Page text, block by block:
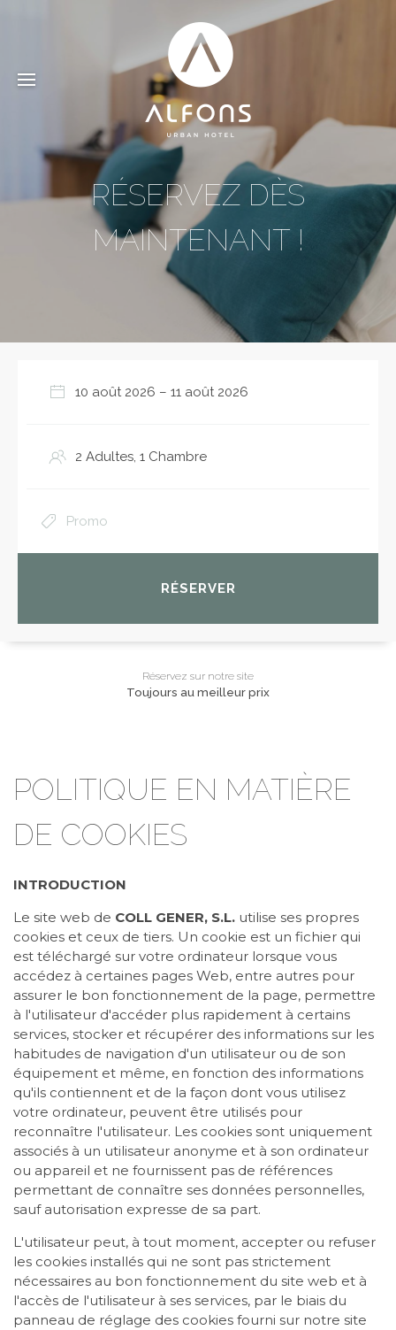
RÉSERVEZ DÈS
MAINTENANT !
RÉSERVER
Réservez sur notre site
Toujours au meilleur prix
POLITIQUE EN MATIÈRE
DE COOKIES
INTRODUCTION
Le site web de COLL GENER, S.L. utilise ses propres
cookies et ceux de tiers. Un cookie est un fichier qui
est téléchargé sur votre ordinateur lorsque vous
accédez à certaines pages Web, entre autres pour
assurer le bon fonctionnement de la page, permettre
à l'utilisateur d'accéder plus rapidement à certains
services, stocker et récupérer des informations sur les
habitudes de navigation d'un utilisateur ou de son
équipement et même, en fonction des informations
qu'ils contiennent et de la façon dont vous utilisez
votre ordinateur, peuvent être utilisés pour
reconnaître l'utilisateur. Les cookies sont uniquement
associés à un utilisateur anonyme et à son ordinateur
ou appareil et ne fournissent pas de références
permettant de connaître ses données personnelles,
sauf autorisation expresse de sa part.
L'utilisateur peut, à tout moment, accepter ou refuser
les cookies installés qui ne sont pas strictement
nécessaires au bon fonctionnement du site web et à
l'accès de l'utilisateur à ses services, par le biais du
panneau de réglage des cookies fourni sur notre site